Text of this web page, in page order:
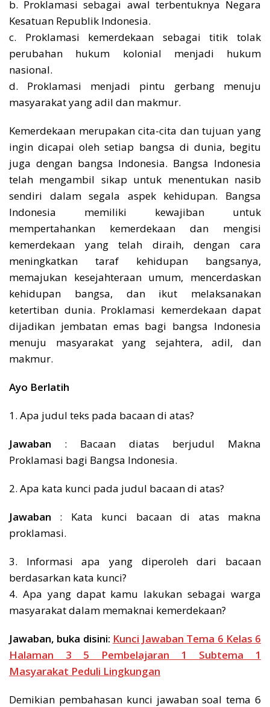
b. Proklamasi sebagai awal terbentuknya Negara
Kesatuan Republik Indonesia.
c. Proklamasi kemerdekaan sebagai titik tolak
perubahan hukum kolonial menjadi hukum
nasional.
d. Proklamasi menjadi pintu gerbang menuju
masyarakat yang adil dan makmur.
Kemerdekaan merupakan cita-cita dan tujuan yang
ingin dicapai oleh setiap bangsa di dunia, begitu
juga dengan bangsa Indonesia. Bangsa Indonesia
telah mengambil sikap untuk menentukan nasib
sendiri dalam segala aspek kehidupan. Bangsa
Indonesia memiliki kewajiban untuk
mempertahankan kemerdekaan dan mengisi
kemerdekaan yang telah diraih, dengan cara
meningkatkan taraf kehidupan bangsanya,
memajukan kesejahteraan umum, mencerdaskan
kehidupan bangsa, dan ikut melaksanakan
ketertiban dunia. Proklamasi kemerdekaan dapat
dijadikan jembatan emas bagi bangsa Indonesia
menuju masyarakat yang sejahtera, adil, dan
makmur.
Ayo Berlatih
1. Apa judul teks pada bacaan di atas?
Jawaban : Bacaan diatas berjudul Makna
Proklamasi bagi Bangsa Indonesia.
2. Apa kata kunci pada judul bacaan di atas?
Jawaban : Kata kunci bacaan di atas makna
proklamasi.
3. Informasi apa yang diperoleh dari bacaan
berdasarkan kata kunci?
4. Apa yang dapat kamu lakukan sebagai warga
masyarakat dalam memaknai kemerdekaan?
Jawaban, buka disini: Kunci Jawaban Tema 6 Kelas 6
Halaman 3 5 Pembelajaran 1 Subtema 1
Masyarakat Peduli Lingkungan
Demikian pembahasan kunci jawaban soal tema 6